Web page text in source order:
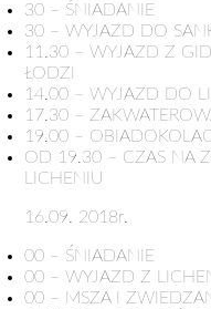
30 – ŚNIADANIE
30 – WYJAZD DO
11.30 – WYJAZD Z
ŁODZI
14.00 – WYJAZD DO
17.30 –
19.00 –
OD 19.30 – CZAS NA
LICHENIU
16.09. 2018r.
00 – ŚNIADANIE
00 – WYJAZD Z
00 – MSZA I